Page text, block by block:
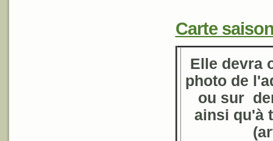
Carte
Elle devra
photo de
ou sur
ainsi qu'à